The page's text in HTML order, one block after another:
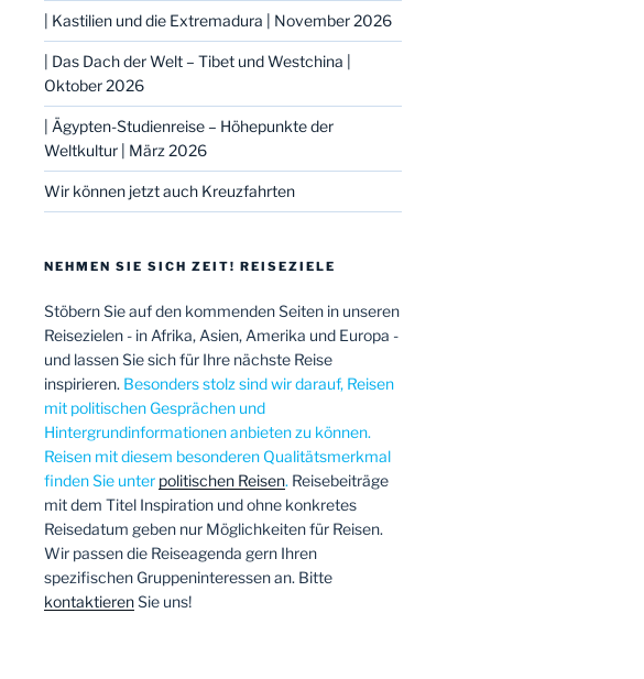
| Kastilien und die Extremadura | November 2026
| Das Dach der Welt – Tibet und Westchina |
Oktober 2026
| Ägypten-Studienreise – Höhepunkte der
Weltkultur | März 2026
Wir können jetzt auch Kreuzfahrten
NEHMEN SIE SICH ZEIT! REISEZIELE
Stöbern Sie auf den kommenden Seiten in unseren
Reisezielen - in Afrika, Asien, Amerika und Europa -
und lassen Sie sich für Ihre nächste Reise
inspirieren. Besonders stolz sind wir darauf, Reisen
mit politischen Gesprächen und
Hintergrundinformationen anbieten zu können.
Reisen mit diesem besonderen Qualitätsmerkmal
finden Sie unter politischen Reisen. Reisebeiträge
mit dem Titel Inspiration und ohne konkretes
Reisedatum geben nur Möglichkeiten für Reisen.
Wir passen die Reiseagenda gern Ihren
spezifischen Gruppeninteressen an. Bitte
kontaktierenSie uns!